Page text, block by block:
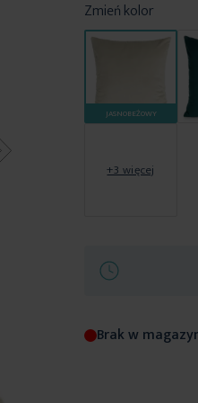
Zmień kolor
JASNOBEŻOWY
+3 więcej
Brak w